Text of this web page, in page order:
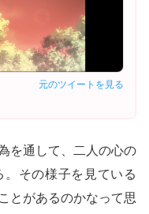
元のツイートを見る
を通して、二人の心の
その様子を見ている
とがあるのかなって思